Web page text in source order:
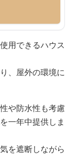
用できるハウス
、屋外の環境に
や防水性も考慮
一年中提供しま
を遮断しながら